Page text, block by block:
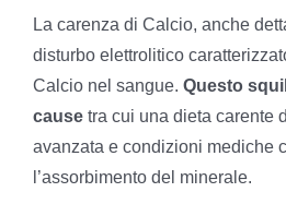
La carenza di Calcio, anche
disturbo elettrolitico
Calcio nel sangue. Questo
causetra cui una dieta carente
avanzata e condizioni mediche
l’assorbimento del minerale.